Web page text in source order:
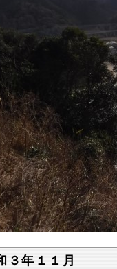
３年１１月